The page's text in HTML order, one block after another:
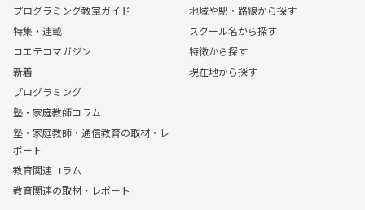
プログラミング教室ガイド
特集・連載
コエテコマガジン
新着
プログラミング
塾・家庭教師コラム
塾・家庭教師・通信教育の取材・レ
ポート
教育関連コラム
教育関連の取材・レポート
地域や駅・路線から探す
スクール名から探す
特徴から探す
現在地から探す